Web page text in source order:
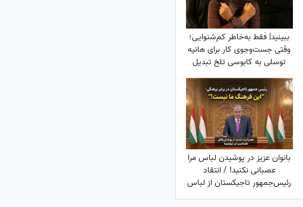
ببینید| فقط به‌خاطر کم‌شنوایی؛
وقتی جست‌وجوی کار برای هانیه
توسلی به کابوسی تلخ تبدیل
می‌شود
بانوان عزیز در پوشیدن لباس مرا
عصبانی نکنید! / انتقاد
رئیس‌جمهور تاجیکستان از لباس
زنان در این کشور: ناخن‌های